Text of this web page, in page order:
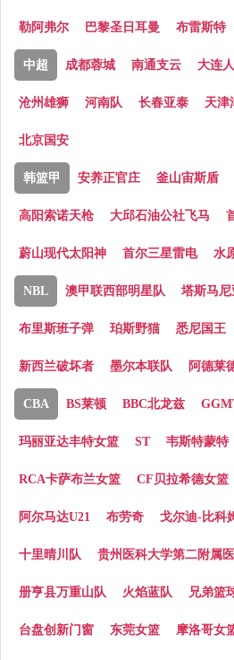
勒阿弗尔 巴黎圣日耳曼 布雷斯特
中超 成都蓉城 南通支云 大连人
沧州雄狮 河南队 长春亚泰 天津
北京国安
韩篮甲 安养正官庄 釜山宙斯盾
高阳索诺天枪 大邱石油公社飞马
蔚山现代太阳神 首尔三星雷电 水
NBL 澳甲联西部明星队 塔斯马
布里斯班子弹 珀斯野猫 悉尼国王
新西兰破坏者 墨尔本联队 阿德莱
CBA BS莱顿 BBC北龙兹
玛丽亚达丰特女篮 ST 韦斯特蒙特
RCA卡萨布兰女篮 CF贝拉希德女篮
阿尔马达U21 布劳奇 戈尔迪-比科
十里晴川队 贵州医科大学第二附属
册亨县万重山队 火焰蓝队 兄弟篮
台盘创新门窗 东莞女篮 摩洛哥女